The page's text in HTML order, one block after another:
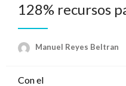
128% recursos
Manuel Reyes Beltran
Con el